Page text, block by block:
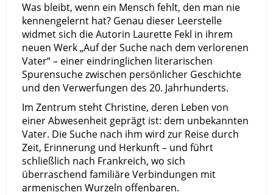
Was bleibt, wenn ein Mensch fehlt, den man nie
kennengelernt hat? Genau dieser Leerstelle
widmet sich die Autorin Laurette Fekl in ihrem
neuen Werk „Auf der Suche nach dem verlorenen
Vater“ – einer eindringlichen literarischen
Spurensuche zwischen persönlicher Geschichte
und den Verwerfungen des 20. Jahrhunderts.
Im Zentrum steht Christine, deren Leben von
einer Abwesenheit geprägt ist: dem unbekannten
Vater. Die Suche nach ihm wird zur Reise durch
Zeit, Erinnerung und Herkunft – und führt
schließlich nach Frankreich, wo sich
überraschend familiäre Verbindungen mit
armenischen Wurzeln offenbaren.